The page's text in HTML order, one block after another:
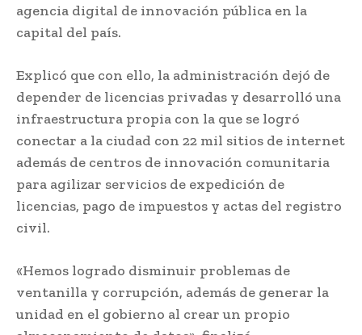
agencia digital de innovación pública en la
capital del país.
Explicó que con ello, la administración dejó de
depender de licencias privadas y desarrolló una
infraestructura propia con la que se logró
conectar a la ciudad con 22 mil sitios de internet
además de centros de innovación comunitaria
para agilizar servicios de expedición de
licencias, pago de impuestos y actas del registro
civil.
«Hemos logrado disminuir problemas de
ventanilla y corrupción, además de generar la
unidad en el gobierno al crear un propio